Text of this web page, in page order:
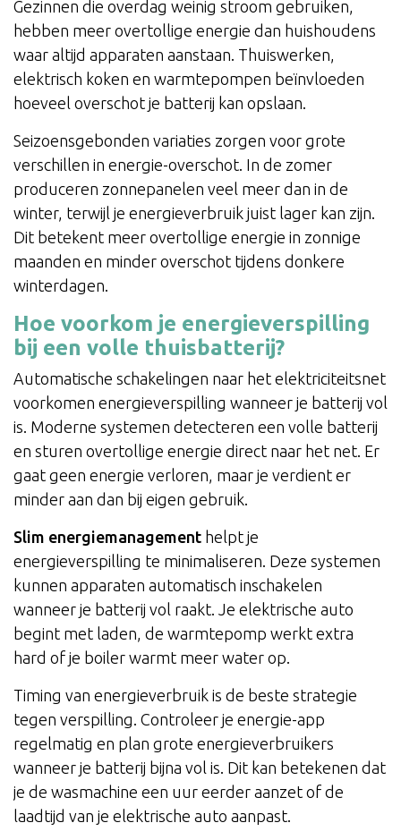
Gezinnen die overdag weinig stroom gebruiken,
hebben meer overtollige energie dan huishoudens
waar altijd apparaten aanstaan. Thuiswerken,
elektrisch koken en warmtepompen beïnvloeden
hoeveel overschot je batterij kan opslaan.
Seizoensgebonden variaties zorgen voor grote
verschillen in energie-overschot. In de zomer
produceren zonnepanelen veel meer dan in de
winter, terwijl je energieverbruik juist lager kan zijn.
Dit betekent meer overtollige energie in zonnige
maanden en minder overschot tijdens donkere
winterdagen.
Hoe voorkom je energieverspilling
bij een volle thuisbatterij?
Automatische schakelingen naar het elektriciteitsnet
voorkomen energieverspilling wanneer je batterij vol
is. Moderne systemen detecteren een volle batterij
en sturen overtollige energie direct naar het net. Er
gaat geen energie verloren, maar je verdient er
minder aan dan bij eigen gebruik.
Slim energiemanagement helpt je
energieverspilling te minimaliseren. Deze systemen
kunnen apparaten automatisch inschakelen
wanneer je batterij vol raakt. Je elektrische auto
begint met laden, de warmtepomp werkt extra
hard of je boiler warmt meer water op.
Timing van energieverbruik is de beste strategie
tegen verspilling. Controleer je energie-app
regelmatig en plan grote energieverbruikers
wanneer je batterij bijna vol is. Dit kan betekenen dat
je de wasmachine een uur eerder aanzet of de
laadtijd van je elektrische auto aanpast.